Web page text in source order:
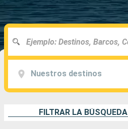
Nuestros destinos
FILTRAR LA BÚSQUEDA